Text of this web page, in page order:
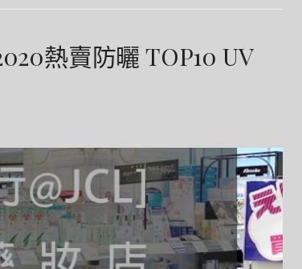
熱賣防曬 TOP10 UV